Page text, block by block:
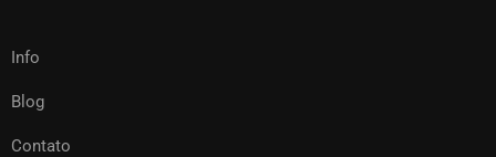
Info
Blog
Contato